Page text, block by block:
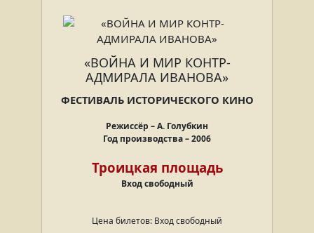
«ВОЙНА И МИР КОНТР-
АДМИРАЛА ИВАНОВА»
ФЕСТИВАЛЬ ИСТОРИЧЕСКОГО КИНО
Режиссёр – А. Голубкин
Год производства – 2006
Троицкая площадь
Вход свободный
Цена билетов: Вход свободный